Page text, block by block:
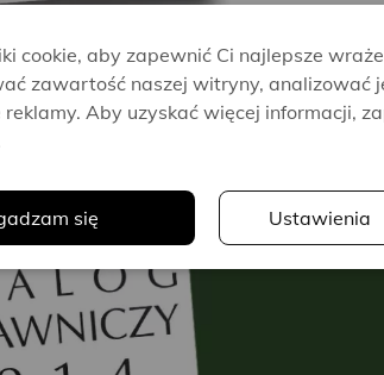
2015
kolejną książką „Koniec warty”, Lee Child ze
imię dziecka”, a John Cleese, współzałożyciel
zaskoczy nas autobiograficzną...
cookie, aby zapewnić Ci najlepsze
zawartość naszej witryny, analizować
Aby uzyskać więcej informacji,
się Ustawienia